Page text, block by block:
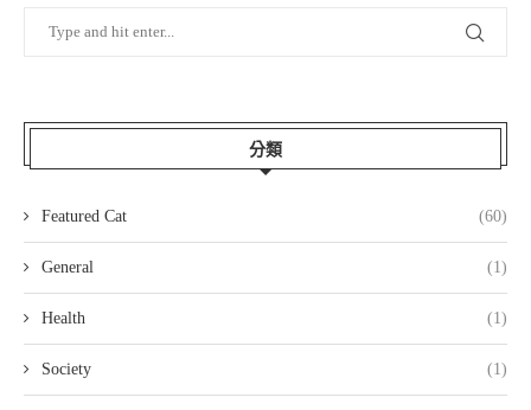
分類
Featured Cat (60)
General (1)
Health (1)
Society (1)